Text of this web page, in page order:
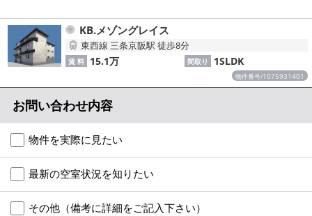
書類DL & 入居者さまへ
家族で住むならマンション？賃家？
一人暮らしの物件特集
ペット相談OKの賃貸！
特選物件
ハウスメーカー施工特集！
物件番号/1075931401
KB.メゾングレイス
東西線 三条京阪駅 徒歩8分
賃 料 15.1万 間取り 1SLDK
お問い合わせ内容
物件を実際に見たい
最新の空室状況を知りたい
その他（備考に詳細をご記入下さい）